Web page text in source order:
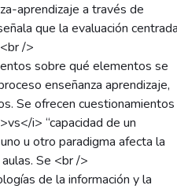
aprendizaje a través de
que la evaluación centrada
/>
sobre qué elementos se
enseñanza aprendizaje,
Se ofrecen cuestionamientos
i> “capacidad de un
u otro paradigma afecta la
Se <br />
de la información y la